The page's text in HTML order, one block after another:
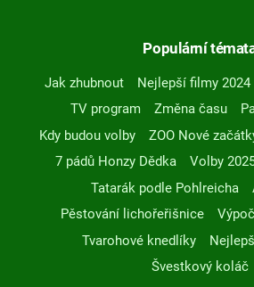
Populární
Jak zhubnout Nejlepší filmy 2024
TV program
Změna času
Kdy budou volby
ZOO Nové
7 pádů Honzy Dědka
Volby
Tatarák podle Pohlreicha
Pěstování lichořeřišnice
Tvarohové knedlíky
Švestkový koláč